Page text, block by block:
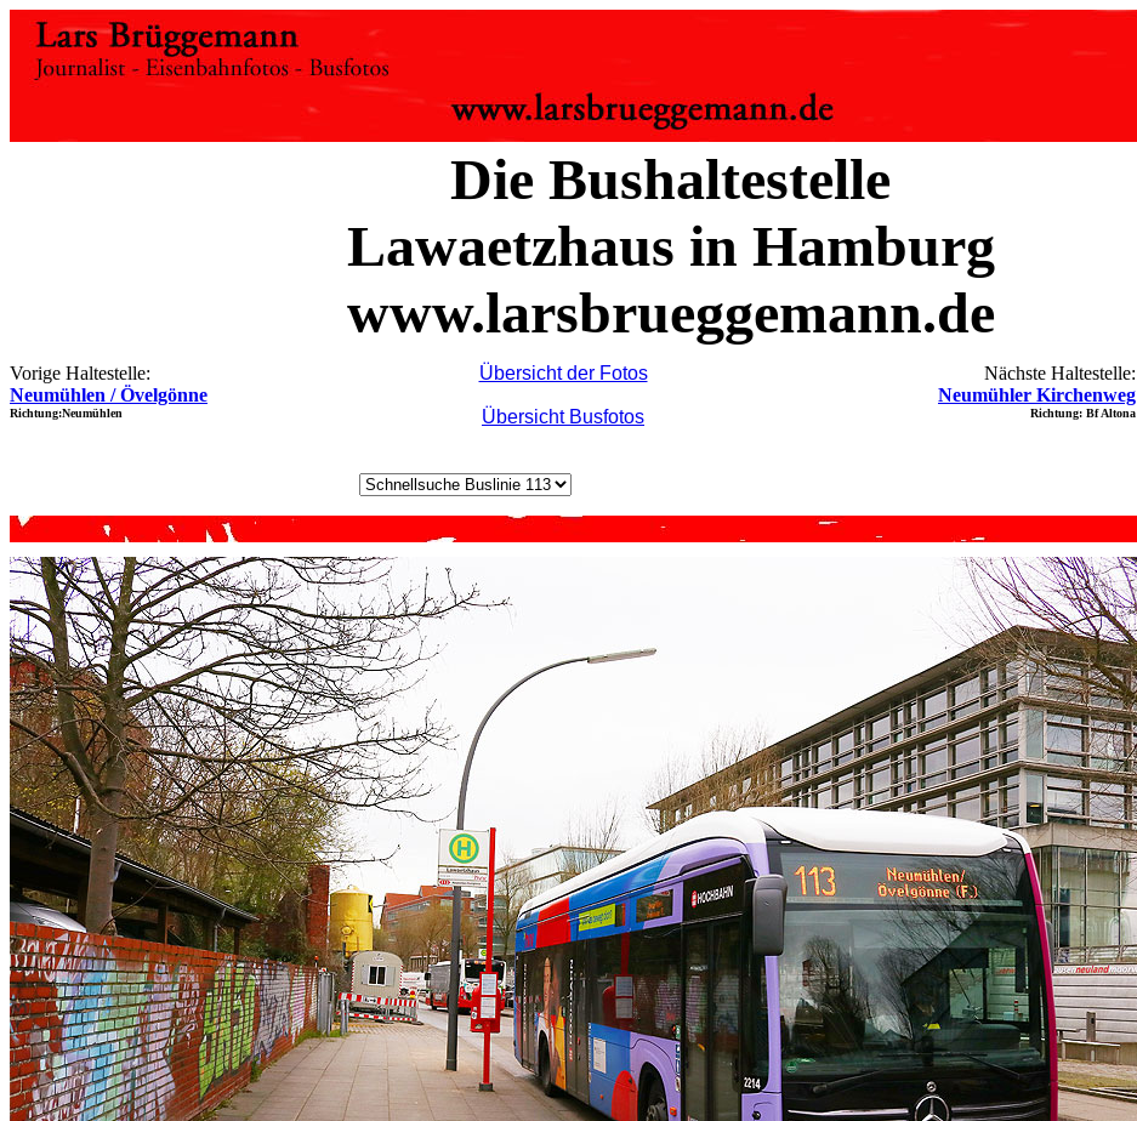
Die Bushaltestelle
Lawaetzhaus in Hamburg
www.larsbrueggemann.de
Vorige Haltestelle:
Neumühlen / Övelgönne
Richtung:Neumühlen
Übersicht der Fotos
Übersicht Busfotos
Nächste Haltestelle:
Neumühler Kirchenweg
Richtung: Bf Altona